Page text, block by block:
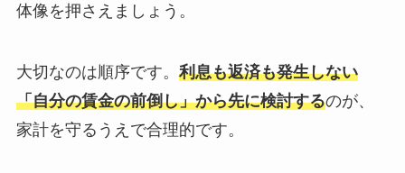
体像を押さえましょう。
大切なのは順序です。 利息も返済も発生しない
「自分の賃金の前倒し」から先に検討するのが、
家計を守るうえで合理的です。